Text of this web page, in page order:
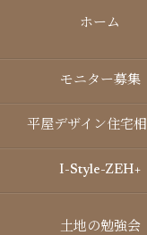
ホーム
モニター募集
平屋デザイン住宅
I-Style-ZEH+
土地の勉強会